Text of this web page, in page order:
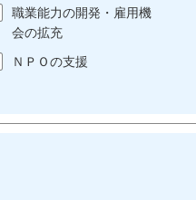
職業能力の開発・雇用機
会の拡充
ＮＰＯの支援